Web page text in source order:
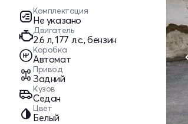
Комплектация
Не указано
Двигатель
2.6 л, 177 л.с., бензин
Коробка
Автомат
Привод
Задний
Кузов
Седан
Цвет
Белый